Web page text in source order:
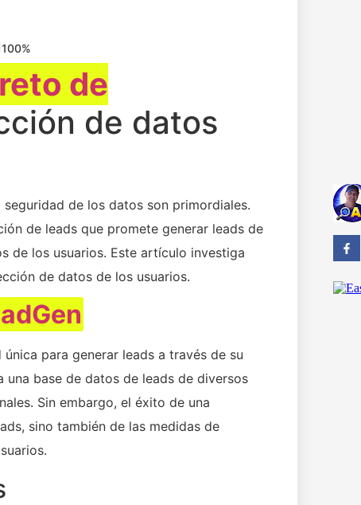
100%
de
de datos
de los datos son primordiales.
de leads que promete generar leads de
de los usuarios. Este artículo investiga
de datos de los usuarios.
para generar leads a través de su
base de datos de leads de diversos
Sin embargo, el éxito de una
sino también de las medidas de